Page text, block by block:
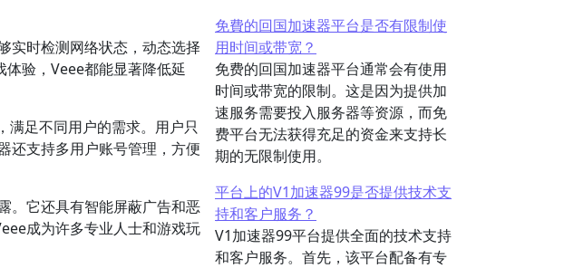
实时检测网络状态，动态选择
验，Veee都能显著降低延
足不同用户的需求。用户只
还支持多用户账号管理，方便
。它还具有智能屏蔽广告和恶
成为许多专业人士和游戏玩
免費的回国加速器平台是否有限制使
用时间或带宽？
免费的回国加速器平台通常会有使用
时间或带宽的限制。这是因为提供加
速服务需要投入服务器等资源，而免
费平台无法获得充足的资金来支持长
期的无限制使用。
平台上的V1加速器99是否提供技术支
持和客户服务？
V1加速器99平台提供全面的技术支持
和客户服务。首先，该平台配备有专